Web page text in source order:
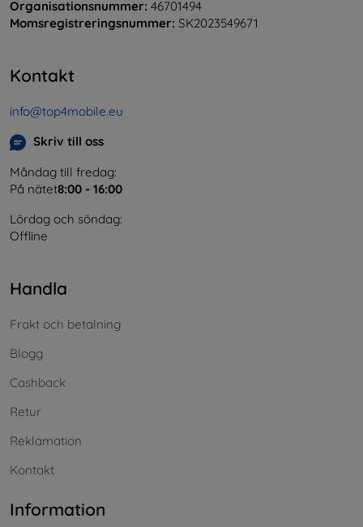
Organisationsnummer: 46701494
Momsregistreringsnummer: SK2023549671
Kontakt
info@top4mobile.eu
Skriv till oss
Måndag till fredag:
På nätet8:00 - 16:00
Lördag och söndag:
Offline
Handla
Frakt och betalning
Blogg
Cashback
Retur
Reklamation
Kontakt
Information